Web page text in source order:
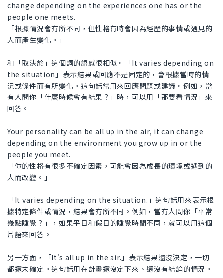
change depending on the experiences one has or the
people one meets.
「根據情況會有所不同，但性格有時會因為經歷的事情或遇見的
人而產生變化。」
和「取決於」這個詞的語感很相似。「It varies depending on
the situation」表示結果或回應不是固定的，會根據當時的情
況或條件而有所變化。這句話常用來回應問題或建議。例如，當
有人問你「什麼時候會有結果？」時，可以用「那要看情況」來
回答。
Your personality can be all up in the air, it can change
depending on the environment you grow up in or the
people you meet.
「你的性格有很多不確定因素，可能會因為成長的環境或遇到的
人而改變。」
「It varies depending on the situation.」這句話用來表示根
據特定條件或情況，結果會有所不同。例如，當有人問你「平常
幾點睡覺？」，如果平日和假日的睡覺時間不同，就可以用這個
片語來回答。
另一方面，「It's all up in the air.」表示結果還沒決定，一切
都還未確定。這句話用在計畫還沒定下來、還沒有結論的情況。